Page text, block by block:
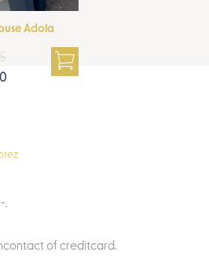
Adola
.
of creditcard.